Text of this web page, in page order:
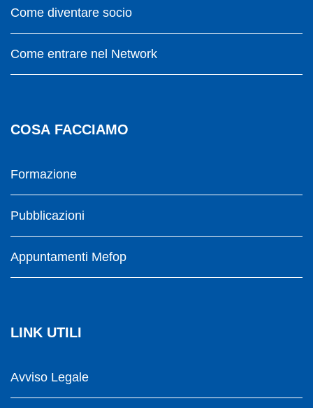
Come diventare socio
Come entrare nel Network
COSA FACCIAMO
Formazione
Pubblicazioni
Appuntamenti Mefop
LINK UTILI
Avviso Legale